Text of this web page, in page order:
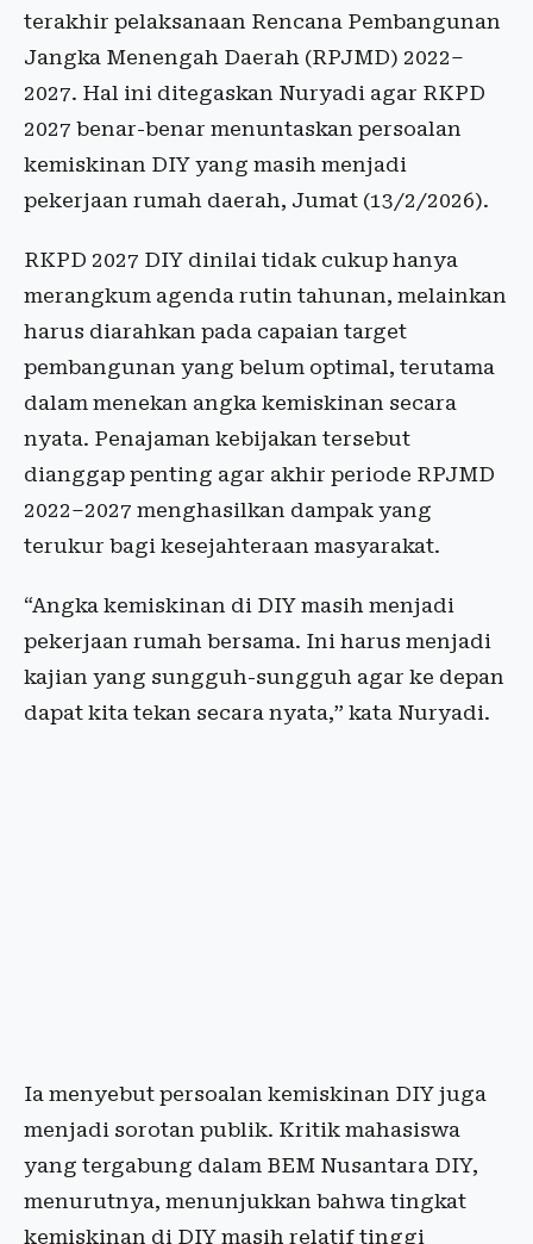
terakhir pelaksanaan Rencana Pembangunan
Jangka Menengah Daerah (RPJMD) 2022–
2027. Hal ini ditegaskan Nuryadi agar RKPD
2027 benar-benar menuntaskan persoalan
kemiskinan DIY yang masih menjadi
pekerjaan rumah daerah, Jumat (13/2/2026).
RKPD 2027 DIY dinilai tidak cukup hanya
merangkum agenda rutin tahunan, melainkan
harus diarahkan pada capaian target
pembangunan yang belum optimal, terutama
dalam menekan angka kemiskinan secara
nyata. Penajaman kebijakan tersebut
dianggap penting agar akhir periode RPJMD
2022–2027 menghasilkan dampak yang
terukur bagi kesejahteraan masyarakat.
“Angka kemiskinan di DIY masih menjadi
pekerjaan rumah bersama. Ini harus menjadi
kajian yang sungguh-sungguh agar ke depan
dapat kita tekan secara nyata,” kata Nuryadi.
Ia menyebut persoalan kemiskinan DIY juga
menjadi sorotan publik. Kritik mahasiswa
yang tergabung dalam BEM Nusantara DIY,
menurutnya, menunjukkan bahwa tingkat
kemiskinan di DIY masih relatif tinggi